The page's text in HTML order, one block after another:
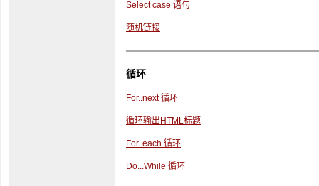
Select case 语句
随机链接
循环
For..next 循环
循环输出HTML标题
For..each 循环
Do...While 循环